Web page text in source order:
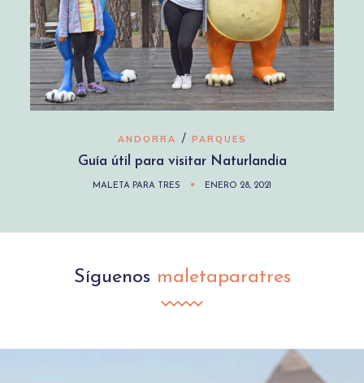
ANDORRA / PARQUES
Guía útil para visitar Naturlandia
MALETA PARA TRES ENERO 28, 2021
Síguenos maletaparatres